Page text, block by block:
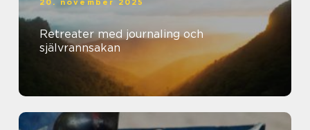
Retreater med journaling och
självrannsakan